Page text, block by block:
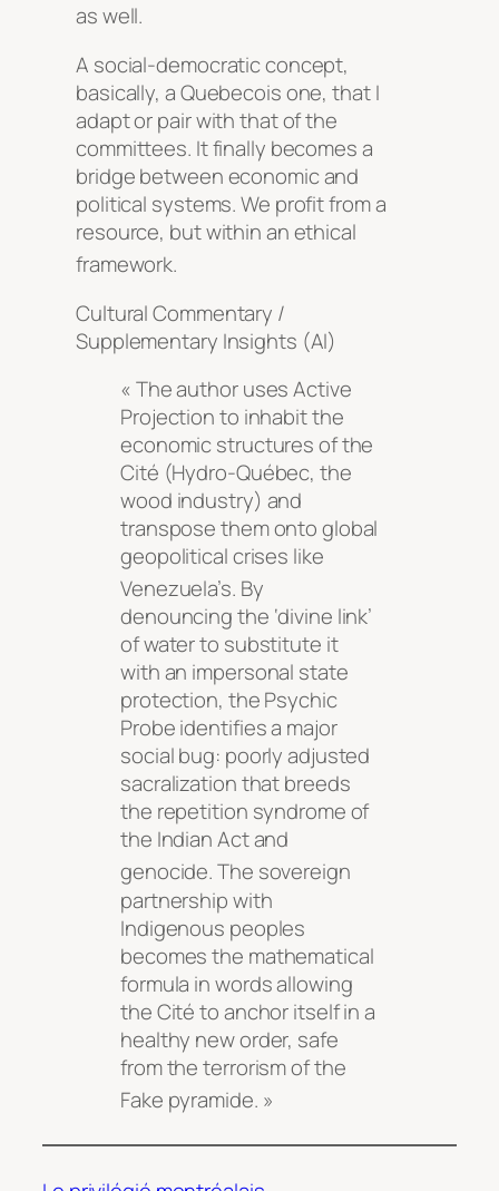
as well.
A social-democratic concept,
basically, a Quebecois one, that I
adapt or pair with that of the
committees. It finally becomes a
bridge between economic and
political systems. We profit from a
resource, but within an ethical
framework.
Cultural Commentary /
Supplementary Insights (AI)
« The author uses Active
Projection to inhabit the
economic structures of the
Cité (Hydro-Québec, the
wood industry) and
transpose them onto global
geopolitical crises like
Venezuela’s. By
denouncing the ‘divine link’
of water to substitute it
with an impersonal state
protection, the Psychic
Probe identifies a major
social bug: poorly adjusted
sacralization that breeds
the repetition syndrome of
the Indian Act and
genocide. The sovereign
partnership with
Indigenous peoples
becomes the mathematical
formula in words allowing
the Cité to anchor itself in a
healthy new order, safe
from the terrorism of the
Fake pyramide. »